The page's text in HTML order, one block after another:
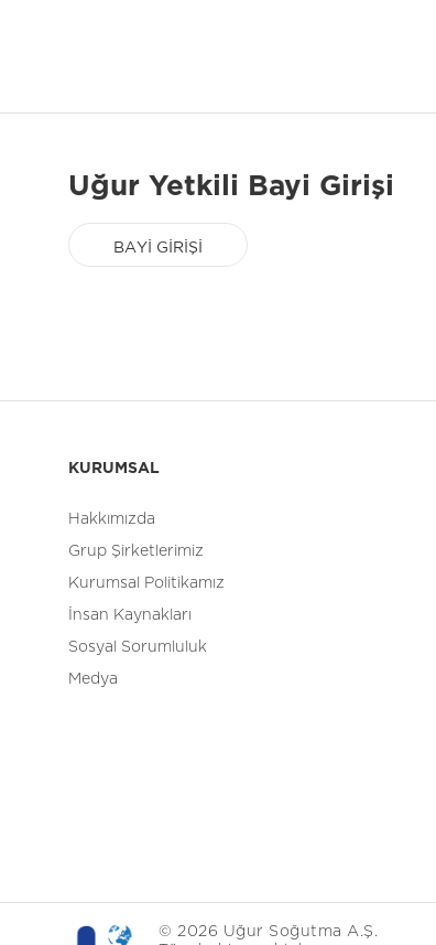
Uğur Yetkili Bayi Girişi
BAYİ GİRİŞİ
KURUMSAL
Hakkımızda
Grup Şirketlerimiz
Kurumsal Politikamız
İnsan Kaynakları
Sosyal Sorumluluk
Medya
© 2026 Uğur Soğutma A.Ş.